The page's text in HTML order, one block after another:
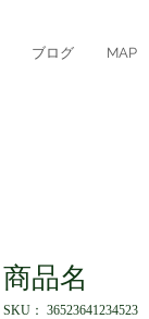
ブログ MAP
商品名
SKU： 36523641234523